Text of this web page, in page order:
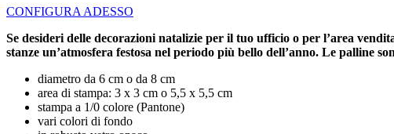
CONFIGURA ADESSO
Se desideri delle decorazioni natalizie per il tuo ufficio o per l’area
stanze un’atmosfera festosa nel periodo più bello dell’anno. Le palline
diametro da 6 cm o da 8 cm
area di stampa: 3 x 3 cm o 5,5 x 5,5 cm
stampa a 1/0 colore (Pantone)
vari colori di fondo